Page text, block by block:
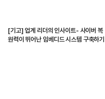
[기고] 업계 리더의 인사이트- 사이버 복
원력이 뛰어난 임베디드 시스템 구축하기